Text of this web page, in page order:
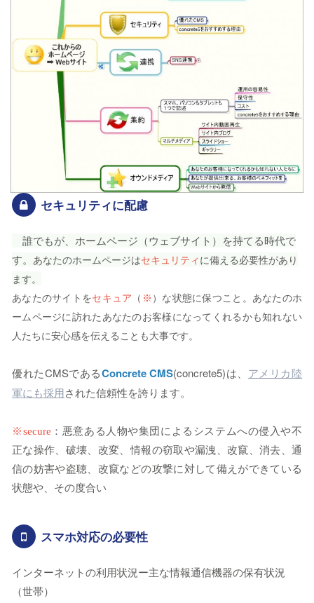
セキュリティに配慮
誰でもが、ホームページ（ウェブサイト）を持てる時代で
す。
あなたのホームページはセキュリティ に備える必要性があり
ます。
あなたのサイトをセキュア （ ※ ）な状態に保つこと。あなたのホ
ームページに訪れたあなたのお客様になってくれるかも知れない
人たちに安心感を伝えることも大事です。
優れたCMSであるConcrete CMS(concrete5)は、 アメリカ陸
軍にも採用された信頼性を誇ります。
※secure ：悪意ある人物や集団によるシステムへの侵入や不
正な操作、破壊、改変、情報の窃取や漏洩、改竄、消去、通
信の妨害や盗聴、改竄などの攻撃に対して備えができている
状態や、その度合い
スマホ対応の必要性
インターネットの利用状況ー主な情報通信機器の保有状況
（世帯）